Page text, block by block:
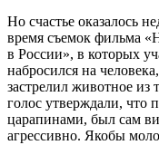
Но счастье оказалось
время съемок фильма
в России», в которых
набросился на
застрелил животное из
голос утверждали, что
царапинами, был сам
агрессивно. Якобы